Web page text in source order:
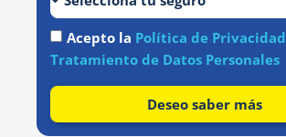
Acepto la Política de Privacidad
Tratamiento de Datos Personales
Deseo saber más